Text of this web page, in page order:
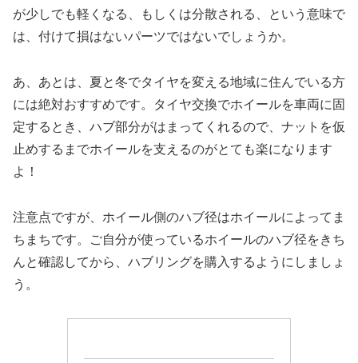
が少しでも軽くなる、もしくは分散される、という意味で
は、付けて損はないパーツではないでしょうか。
あ、あとは、夏と冬でタイヤを変える地域に住んでいる方
には絶対おすすめです。タイヤ交換でホイールを車両に固
定するとき、ハブ部分がはまってくれるので、ナットを仮
止めするまでホイールを支えるのがとても楽になります
よ！
注意点ですが、ホイール側のハブ径はホイールによってま
ちまちです。ご自分が使っているホイールのハブ径をきち
んと確認してから、ハブリングを購入するようにしましょ
う。